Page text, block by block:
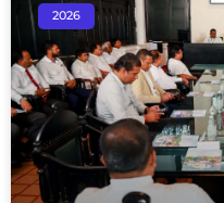
2026